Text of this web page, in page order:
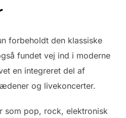
forbeholdt den klassiske
fundet vej ind i moderne
en integreret del af
og livekoncerter.
som pop, rock, elektronisk